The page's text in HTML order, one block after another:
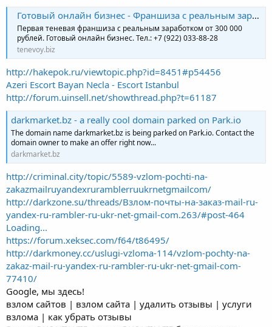
Готовый онлайн бизнес - Франшиза с реальным заработком
Первая теневая франшиза с реальным заработком от 300 000
рублей. Готовый онлайн бизнес. Тел.: +7 (922) 033-88-28
tenevoy.biz
http://hakepok.ru/viewtopic.php?id=8451#p54456
Azeri Escort Bayan Necla - Escort Istanbul
http://forum.uinsell.net/showthread.php?t=61187
darkmarket.bz - a really cool domain parked on Park.io
The domain name darkmarket.bz is being parked on Park.io. Contact the
domain owner to make an offer right now...
darkmarket.bz
http://criminal.city/topic/5589-vzlom-pochti-na-
zakazmailruyandexruramblerruukrnetgmailcom/
http://darkzone.su/threads/Взлом-почты-на-заказ-mail-ru-
yandex-ru-rambler-ru-ukr-net-gmail-com.263/#post-464
Loading...
https://forum.xeksec.com/f64/t86495/
http://darkmoney.cc/uslugi-vzloma-114/vzlom-pochty-na-
zakaz-mail-ru-yandex-ru-rambler-ru-ukr-net-gmail-com-
77410/
Google, мы здесь!
взлом сайтов | взлом сайта | удалить отзывы | услуги
взлома | как убрать отзывы